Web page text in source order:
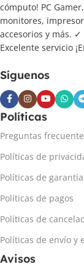
cómputo! PC
monitores,
accesorios y más.
Excelente servicio
Síguenos
Políticas
Preguntas
Políticas de
Políticas de garantía
Políticas de pagos
Políticas de
Políticas de envío y
Avisos